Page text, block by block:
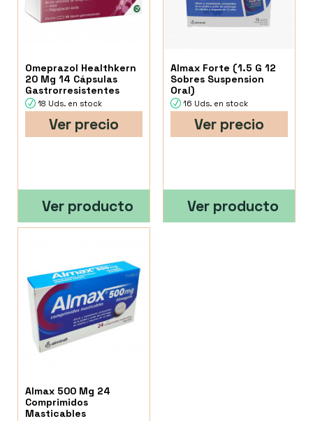
Omeprazol Healthkern
20 Mg 14 Cápsulas
Gastrorresistentes
18 Uds. en stock
Ver precio
Ver producto
Almax Forte (1.5 G 12
Sobres Suspension
Oral)
16 Uds. en stock
Ver precio
Ver producto
Almax 500 Mg 24
Comprimidos
Masticables